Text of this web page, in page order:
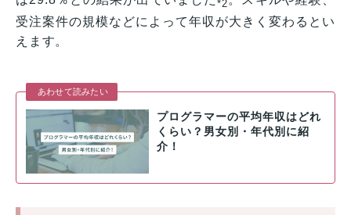
*2
受注案件の規模などによって年収が大きく変わるとい
えます。
あわせて読みたい
プログラマーの平均年収はどれ
くらい？男女別・年代別に紹
介！